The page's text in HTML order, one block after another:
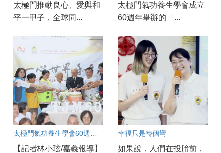
太極門推動良心、愛與和
平一甲子，全球同...
太極門氣功養生學會成立
60週年舉辦的「...
【記者林小玹/嘉義報導】
幸福只是轉個彎
如果說，人們在投胎前，